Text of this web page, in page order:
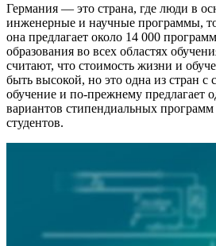
Германия — это страна, где люди в
инженерные и научные программы,
она предлагает около 14 000
образования во всех областях
считают, что стоимость жизни и
быть высокой, но это одна из стран с
обучение и по-прежнему предлагает
вариантов стипендиальных
студентов.